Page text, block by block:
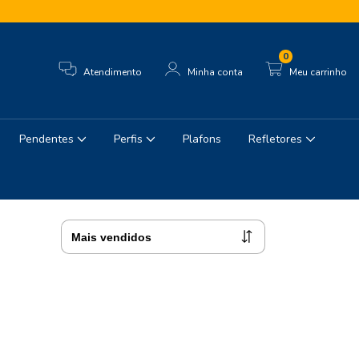
Atendimento Minha conta Meu carrinho
0
Pendentes Perfis Plafons Refletores